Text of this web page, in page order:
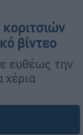
βίντεο
ευθέως την
χέρια